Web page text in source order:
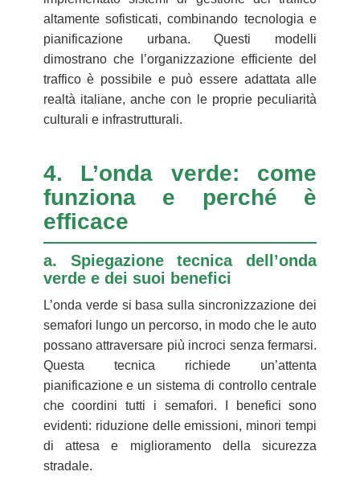
altamente sofisticati, combinando tecnologia e
pianificazione urbana. Questi modelli
dimostrano che l’organizzazione efficiente del
traffico è possibile e può essere adattata alle
realtà italiane, anche con le proprie peculiarità
culturali e infrastrutturali.
4. L’onda verde: come
funziona e perché è
efficace
a. Spiegazione tecnica dell’onda
verde e dei suoi benefici
L’onda verde si basa sulla sincronizzazione dei
semafori lungo un percorso, in modo che le auto
possano attraversare più incroci senza fermarsi.
Questa tecnica richiede un’attenta
pianificazione e un sistema di controllo centrale
che coordini tutti i semafori. I benefici sono
evidenti: riduzione delle emissioni, minori tempi
di attesa e miglioramento della sicurezza
stradale.